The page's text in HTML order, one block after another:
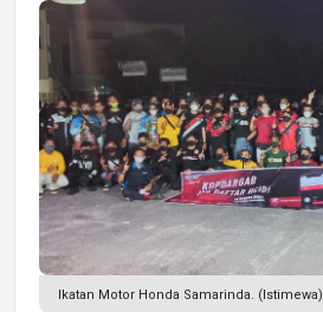
Ikatan Motor Honda Samarinda. (Istimewa)